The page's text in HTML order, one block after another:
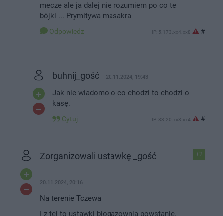
mecze ale ja dalej nie rozumiem po co te
bójki ... Prymitywa masakra
Odpowiedz IP: 5.173.xx4.xx8 #
buhnij_gość 20.11.2024, 19:43
Jak nie wiadomo o co chodzi to chodzi o
kasę.
Cytuj IP: 83.20.xx8.xx4 #
+2
Zorganizowali ustawkę _gość
20.11.2024, 20:16
Na terenie Tczewa
I z tej to ustawki biogazownia powstanie.